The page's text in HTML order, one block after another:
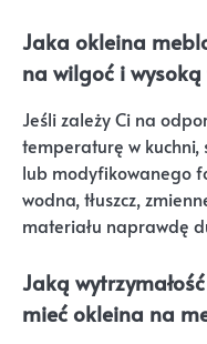
Jaka okleina
na wilgoć i
Jeśli zależy Ci na
temperaturę w kuchni,
lub modyfikowanego
wodna, tłuszcz,
materiału naprawdę
Jaką
mieć okleina na